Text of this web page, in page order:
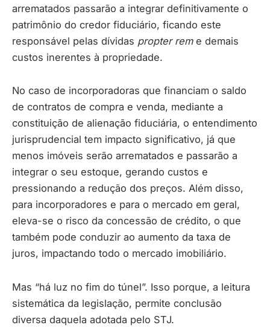
arrematados passarão a integrar definitivamente o
patrimônio do credor fiduciário, ficando este
responsável pelas dívidas propter reme demais
custos inerentes à propriedade.
No caso de incorporadoras que financiam o saldo
de contratos de compra e venda, mediante a
constituição de alienação fiduciária, o entendimento
jurisprudencial tem impacto significativo, já que
menos imóveis serão arrematados e passarão a
integrar o seu estoque, gerando custos e
pressionando a redução dos preços. Além disso,
para incorporadores e para o mercado em geral,
eleva-se o risco da concessão de crédito, o que
também pode conduzir ao aumento da taxa de
juros, impactando todo o mercado imobiliário.
Mas “há luz no fim do túnel”. Isso porque, a leitura
sistemática da legislação, permite conclusão
diversa daquela adotada pelo STJ.